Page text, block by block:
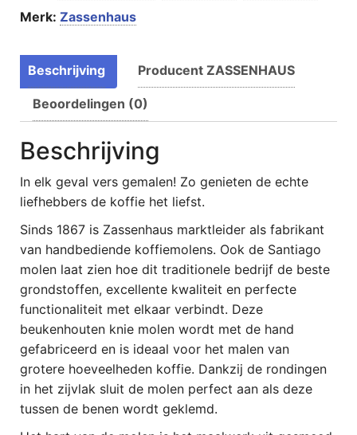
Merk: Zassenhaus
Beschrijving Producent ZASSENHAUS
Beoordelingen (0)
Beschrijving
In elk geval vers gemalen! Zo genieten de echte
liefhebbers de koffie het liefst.
Sinds 1867 is Zassenhaus marktleider als fabrikant
van handbediende koffiemolens. Ook de Santiago
molen laat zien hoe dit traditionele bedrijf de beste
grondstoffen, excellente kwaliteit en perfecte
functionaliteit met elkaar verbindt. Deze
beukenhouten knie molen wordt met de hand
gefabriceerd en is ideaal voor het malen van
grotere hoeveelheden koffie. Dankzij de rondingen
in het zijvlak sluit de molen perfect aan als deze
tussen de benen wordt geklemd.